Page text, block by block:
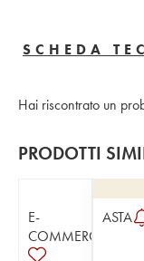
SCHEDA
Hai riscontrato un
PRODOTTI
E-
COMMERCE
ASTA